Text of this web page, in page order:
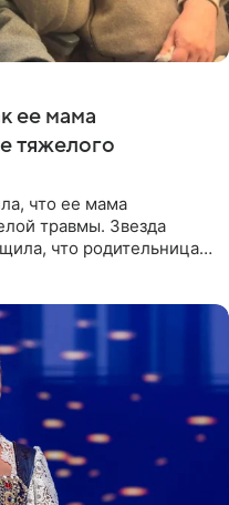
ее мама
тяжелого
что ее мама
травмы. Звезда
что родительница